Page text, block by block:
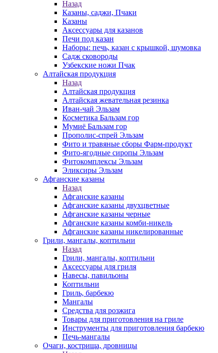
Назад
Казаны, саджи, Пчаки
Казаны
Аксессуары для казанов
Печи под казан
Наборы: печь, казан с крышкой, шумовка
Садж сковороды
Узбекские ножи Пчак
Алтайская продукция
Назад
Алтайская продукция
Алтайская жевательная резинка
Иван-чай Эльзам
Косметика Бальзам гор
Мумиё Бальзам гор
Прополис-спрей Эльзам
Фито и травяные сборы Фарм-продукт
Фито-ягодные сиропы Эльзам
Фитокомплексы Эльзам
Эликсиры Эльзам
Афганские казаны
Назад
Афганские казаны
Афганские казаны двухцветные
Афганские казаны черные
Афганские казаны комби-никель
Афганские казаны никелированные
Грили, мангалы, коптильни
Назад
Грили, мангалы, коптильни
Аксессуары для гриля
Навесы, павильоны
Коптильни
Гриль, барбекю
Мангалы
Средства для розжига
Товары для приготовления на гриле
Инструменты для приготовления барбекю
Печь-мангалы
Очаги, кострища, дровницы